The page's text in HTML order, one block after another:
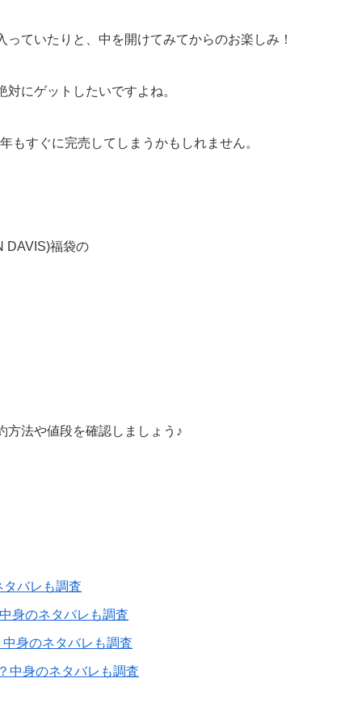
ていたりと、中を開けてみてからのお楽しみ！
にゲットしたいですよね。
もすぐに完売してしまうかもしれません。
DAVIS)福袋の
方法や値段を確認しましょう♪
タバレも調査
身のネタバレも調査
身のネタバレも調査
中身のネタバレも調査